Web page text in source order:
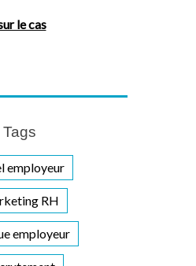
le cas
Tags
employeur
RH
employeur